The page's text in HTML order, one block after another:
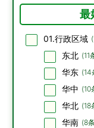
最
01.行政区域 (
东北 (11
华东 (14
华中 (10
华北 (18
华南 (8